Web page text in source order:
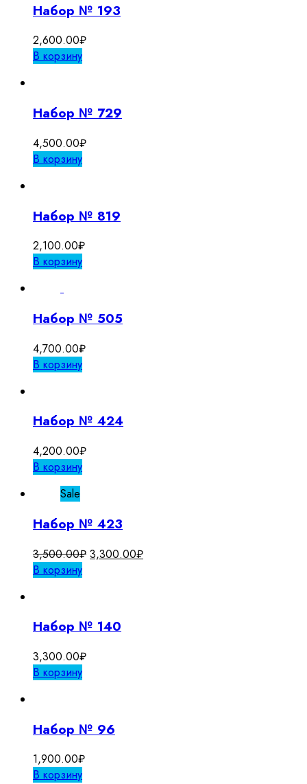
Набор № 193
2,600.00₽
В корзину
Набор № 729
4,500.00₽
В корзину
Набор № 819
2,100.00₽
В корзину
Набор № 505
4,700.00₽
В корзину
Набор № 424
4,200.00₽
В корзину
Sale
Набор № 423
3,500.00₽ Первоначальная
3,300.00₽Текущая
В корзину
Набор № 140
3,300.00₽
В корзину
Набор № 96
1,900.00₽
В корзину